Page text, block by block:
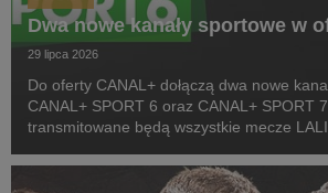
Dwa nowe kanały sportowe w
29 lipca 2026
Do oferty CANAL+ dołączą dwa nowe
CANAL+ SPORT 6 oraz CANAL+ SPORT
transmitowane będą wszystkie mecze
pierwszej kolejki sezonu 2026/27 ligi